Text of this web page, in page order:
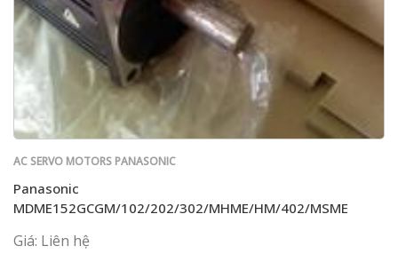
AC SERVO MOTORS PANASONIC
Panasonic
MDME152GCGM/102/202/302/MHME/HM/402/MSME
Giá: Liên hệ